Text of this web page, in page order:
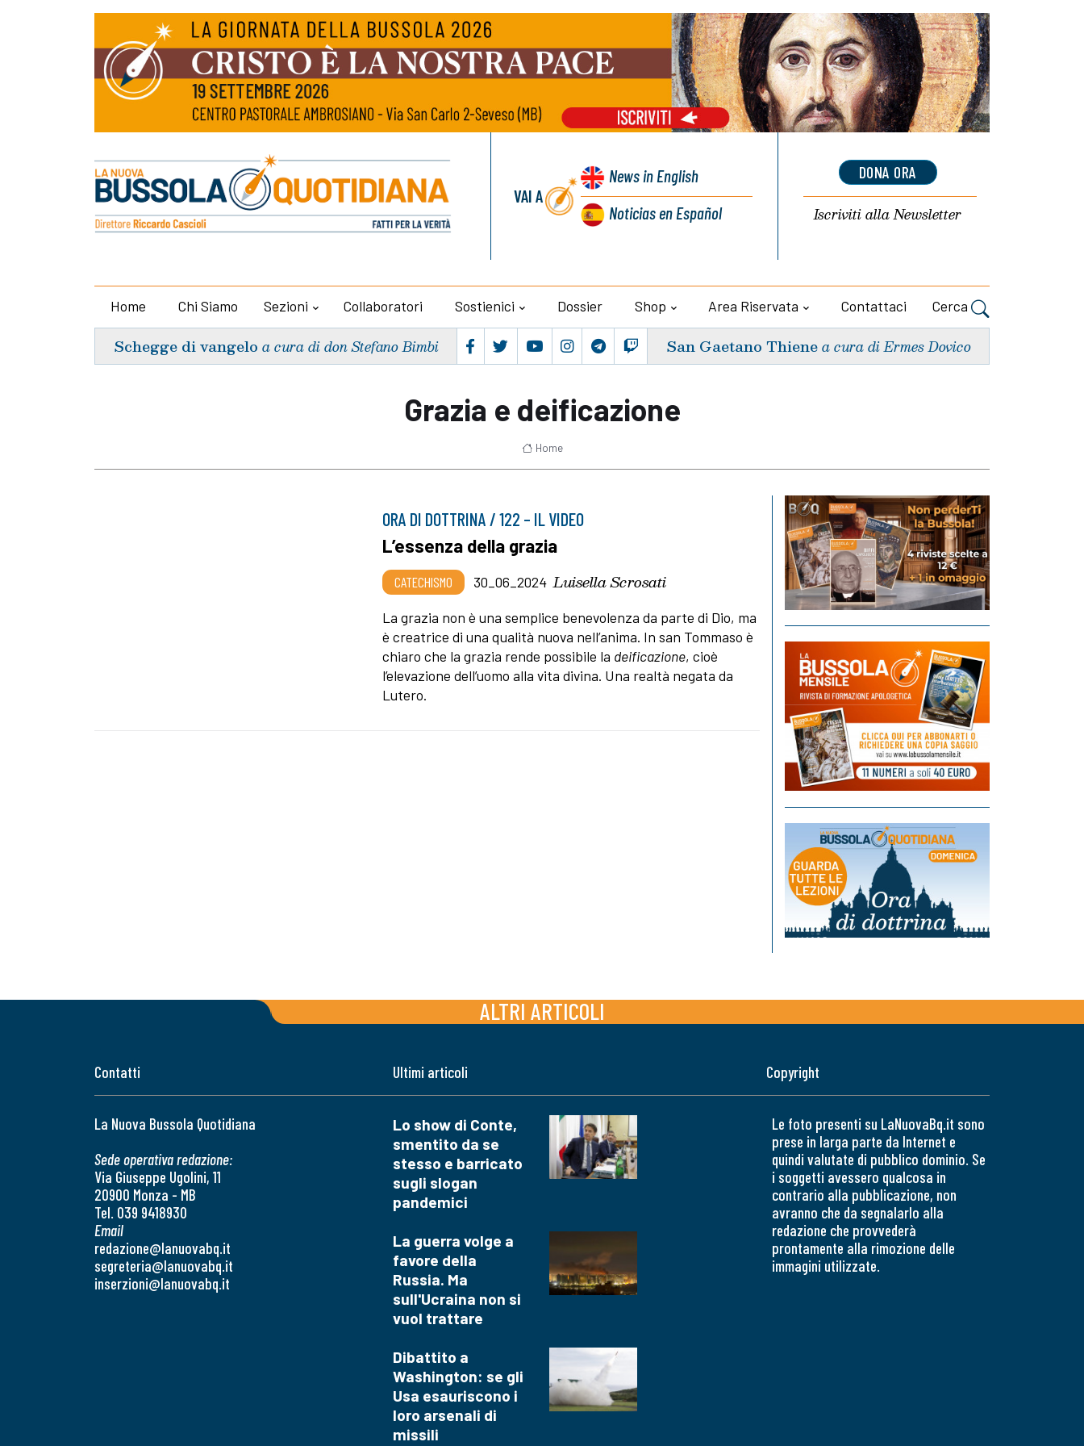
VAI A
Newsin English
Noticiasen Español
DONA ORA
Iscriviti allaNewsletter
Home Chi Siamo Sezioni Collaboratori Sostienici Dossier Shop Area Riservata Contattaci Cerca
Schegge di vangelo a cura di don Stefano Bimbi San Gaetano Thiene a cura di Ermes Dovico
Grazia e deificazione
Home
ORA DI DOTTRINA / 122 – IL VIDEO
L’essenza della grazia
CATECHISMO 30_06_2024 Luisella Scrosati
La grazia non è una semplice benevolenza da parte di Dio, ma
è creatrice di una qualità nuova nell’anima. In san Tommaso è
chiaro che la grazia rende possibile la deificazione, cioè
l’elevazione dell’uomo alla vita divina. Una realtà negata da
Lutero.
ALTRI ARTICOLI
Contatti
La Nuova Bussola Quotidiana
Sede operativa redazione:
Via Giuseppe Ugolini, 11
20900 Monza - MB
Tel. 039 9418930
Email
redazione@lanuovabq.it
segreteria@lanuovabq.it
inserzioni@lanuovabq.it
Ultimi articoli
Lo show di Conte,
smentito da se
stesso e barricato
sugli slogan
pandemici
La guerra volge a
favore della
Russia. Ma
sull'Ucraina non si
vuol trattare
Dibattito a
Washington: se gli
Usa esauriscono i
loro arsenali di
missili
Copyright
Le foto presenti su LaNuovaBq.it sono
prese in larga parte da Internet e
quindi valutate di pubblico dominio. Se
i soggetti avessero qualcosa in
contrario alla pubblicazione, non
avranno che da segnalarlo alla
redazione che provvederà
prontamente alla rimozione delle
immagini utilizzate.